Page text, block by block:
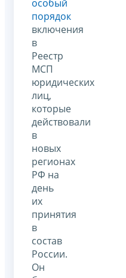
особый
порядок
включения
в
Реестр
МСП
юридических
лиц,
которые
действовали
в
новых
регионах
РФ на
день
их
принятия
в
состав
России.
Он